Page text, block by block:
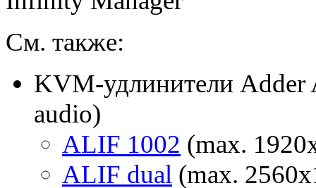
См. также:
KVM-удлинители
audio)
ALIF 1002 (max.
ALIF dual (max.